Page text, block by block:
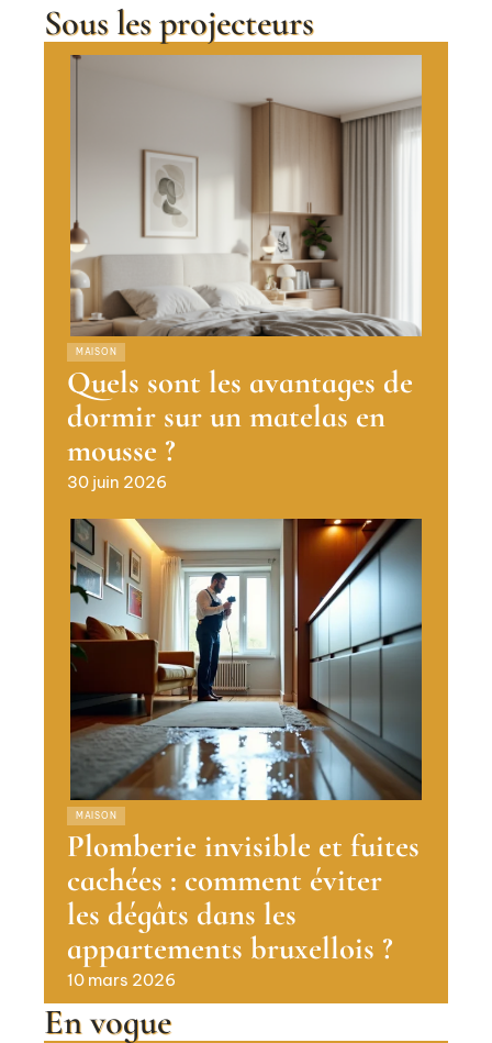
Sous les projecteurs
MAISON
Quels sont les avantages de
dormir sur un matelas en
mousse ?
30 juin 2026
MAISON
Plomberie invisible et fuites
cachées : comment éviter
les dégâts dans les
appartements bruxellois ?
10 mars 2026
En vogue